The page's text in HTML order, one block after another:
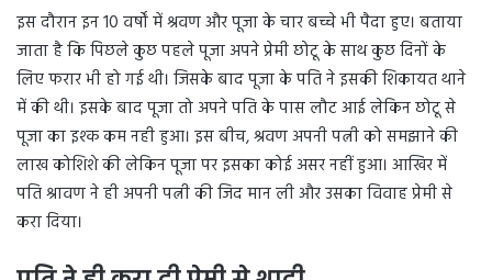
इस दौरान इन 10 वर्षों में श्रवण और पूजा के चार बच्चे भी पैदा हुए। बताया
जाता है कि पिछले कुछ पहले पूजा अपने प्रेमी छोटू के साथ कुछ दिनों के
लिए फरार भी हो गई थी। जिसके बाद पूजा के पति ने इसकी शिकायत थाने
में की थी। इसके बाद पूजा तो अपने पति के पास लौट आई लेकिन छोटू से
पूजा का इश्क कम नही हुआ। इस बीच, श्रवण अपनी पत्नी को समझाने की
लाख कोशिशे की लेकिन पूजा पर इसका कोई असर नहीं हुआ। आखिर में
पति श्रावण ने ही अपनी पत्नी की जिद मान ली और उसका विवाह प्रेमी से
करा दिया।